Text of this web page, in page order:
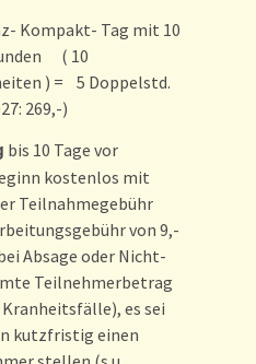
Kompakt- Tag mit 10
( 10
) = 5 Doppelstd.
269,-)
bis 10 Tage vor
kostenlos mit
Teilnahmegebühr
von 9,-
Absage oder Nicht-
Teilnehmerbetrag
es sei
kutzfristig einen